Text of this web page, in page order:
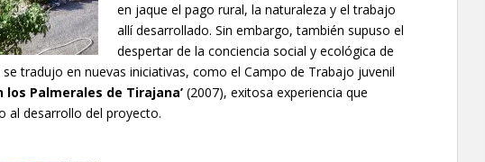
en jaque el pago rural, la naturaleza y el trabajo
allí desarrollado. Sin embargo, también supuso el
despertar de la conciencia social y ecológica de
tradujo en nuevas iniciativas, como el Campo de Trabajo juvenil
Palmerales de Tirajana’ (2007), exitosa experiencia que
al desarrollo del proyecto.